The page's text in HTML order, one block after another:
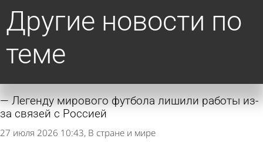
Другие новости по
теме
Легенду мирового футбола лишили работы из-
за связей с Россией
27 июля 2026 10:43 В стране и мире